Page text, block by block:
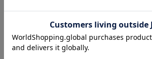
あると嬉しい
汎用性の高いアイテム。